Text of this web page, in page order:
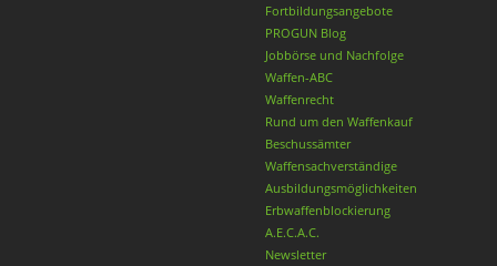
Fortbildungsangebote
PROGUN Blog
Jobbörse und Nachfolge
Waffen-ABC
Waffenrecht
Rund um den Waffenkauf
Beschussämter
Waffensachverständige
Ausbildungsmöglichkeiten
Erbwaffenblockierung
A.E.C.A.C.
Newsletter